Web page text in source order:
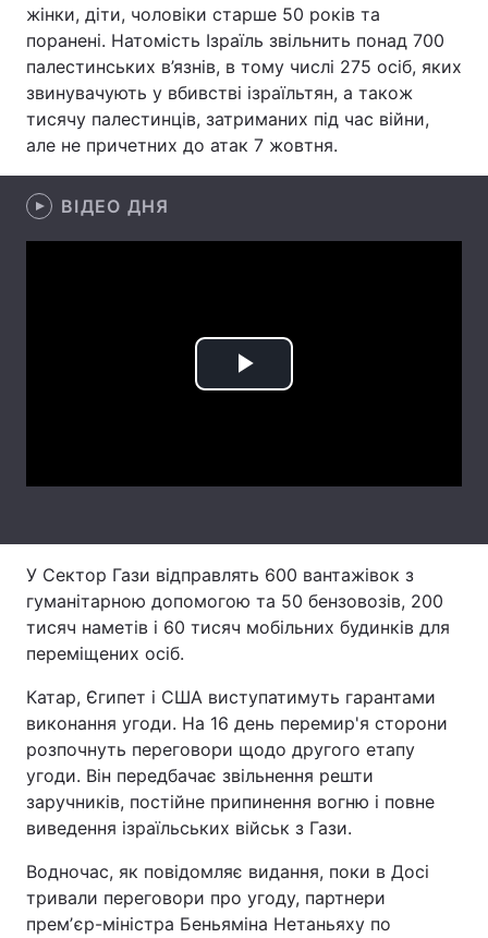
Відео з Youtube Статті
Інтерв'ю Думки
Архів
Контакти
жінки, діти, чоловіки старше 50 років та
поранені. Натомість Ізраїль звільнить понад 700
палестинських в’язнів, в тому числі 275 осіб, яких
звинувачують у вбивстві ізраїльтян, а також
тисячу палестинців, затриманих під час війни,
але не причетних до атак 7 жовтня.
ВІДЕО ДНЯ
Play
У Сектор Гази відправлять 600 вантажівок з
гуманітарною допомогою та 50 бензовозів, 200
тисяч наметів і 60 тисяч мобільних будинків для
переміщених осіб.
Катар, Єгипет і США виступатимуть гарантами
виконання угоди. На 16 день перемир'я сторони
розпочнуть переговори щодо другого етапу
угоди. Він передбачає звільнення решти
заручників, постійне припинення вогню і повне
виведення ізраїльських військ з Гази.
Водночас, як повідомляє видання, поки в Досі
тривали переговори про угоду, партнери
премʼєр-міністра Беньяміна Нетаньяху по